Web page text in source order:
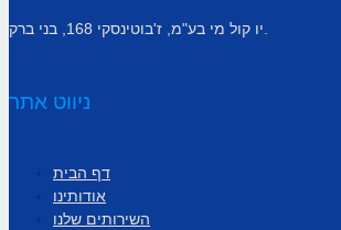
ניווט אתר
דף הבית
אודותינו
השירותים שלנו